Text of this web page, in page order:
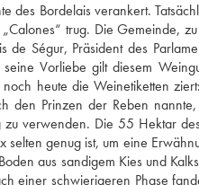
des Bordelais verankert.
trug. Die Gemeinde,
Ségur, Präsident des
Vorliebe gilt diesem
heute die Weinetiketten
den Prinzen der Reben
verwenden. Die 55 Hektar
genug ist, um eine
aus sandigem Kies und
einer schwierigeren Phase